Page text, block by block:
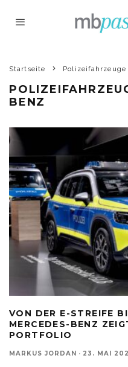
Startseite Polizeifahrzeuge
BENZ
VON DER E-STREIFE
MERCEDES-BENZ
PORTFOLIO
MARKUS JORDAN · 23. MAI